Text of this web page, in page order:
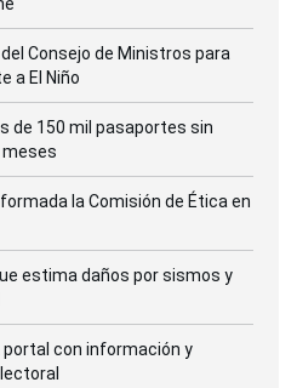
Consejo de Ministros para
a El Niño
de 150 mil pasaportes sin
meses
la Comisión de Ética en
estima daños por sismos y
portal con información y